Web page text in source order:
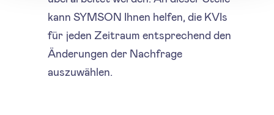
kann SYMSON Ihnen helfen, die KVIs
für jeden Zeitraum entsprechend den
Änderungen der Nachfrage
auszuwählen.